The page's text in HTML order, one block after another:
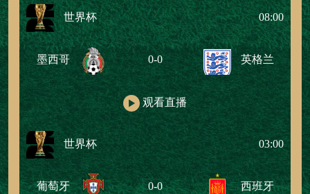
世界杯 08:00
墨西哥 0-0 英格兰
观看直播
世界杯 03:00
葡萄牙 0-0 西班牙